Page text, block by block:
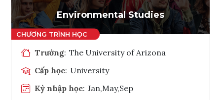
Environmental Studies
Trường: The University of Arizona
Cấp học: University
Kỳ nhập học: Jan,May,Sep